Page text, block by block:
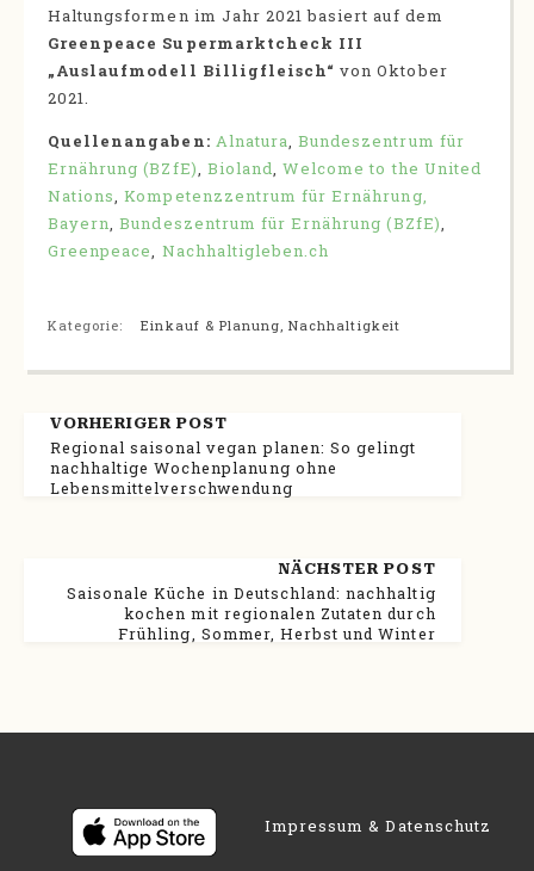
Haltungsformen im Jahr 2021 basiert auf dem
Greenpeace Supermarktcheck III
„Auslaufmodell Billigfleisch“ von Oktober
2021.
Quellenangaben: Alnatura,Bundeszentrum für
Ernährung (BZfE), Bioland,Welcome to the United
Nations,Kompetenzzentrum für Ernährung,
Bayern,Bundeszentrum für Ernährung (BZfE),
Greenpeace, Nachhaltigleben.ch
Kategorie: Einkauf & Planung ,Nachhaltigkeit
VORHERIGER POST
Regional saisonal vegan planen: So gelingt
nachhaltige Wochenplanung ohne
Lebensmittelverschwendung
NÄCHSTER POST
Saisonale Küche in Deutschland: nachhaltig
kochen mit regionalen Zutaten durch
Frühling, Sommer, Herbst und Winter
Impressum & Datenschutz